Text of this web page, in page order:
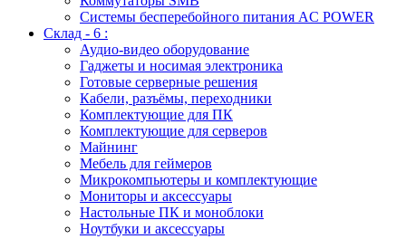
Системы бесперебойного питания AC POWER
Склад - 6 :
Аудио-видео оборудование
Гаджеты и носимая электроника
Готовые серверные решения
Кабели, разъёмы, переходники
Комплектующие для ПК
Комплектующие для серверов
Майнинг
Мебель для геймеров
Микрокомпьютеры и комплектующие
Мониторы и аксессуары
Настольные ПК и моноблоки
Ноутбуки и аксессуары